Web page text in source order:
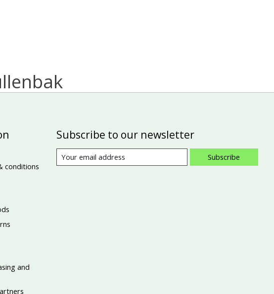
conditions
and
Subscribe to our newsletter
Subscribe